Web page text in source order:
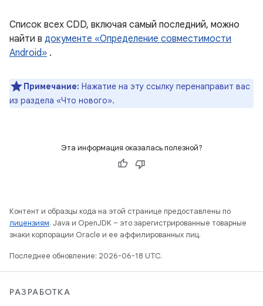
Список всех CDD, включая самый последний, можно
найти в документе «Определение совместимости
Android» .
Примечание: Нажатие на эту ссылку перенаправит вас
из раздела «Что нового».
Эта информация оказалась полезной?
Контент и образцы кода на этой странице предоставлены по
лицензиям. Java и OpenJDK – это зарегистрированные товарные
знаки корпорации Oracle и ее аффилированных лиц.
Последнее обновление: 2026-06-18 UTC.
РАЗРАБОТКА